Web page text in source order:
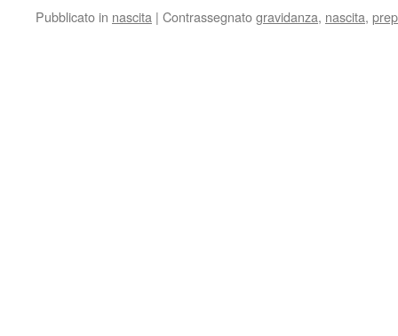
Pubblicato in nascita | Contrassegnatogravidanza, nascita,